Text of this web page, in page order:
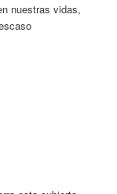
nuestras vidas,